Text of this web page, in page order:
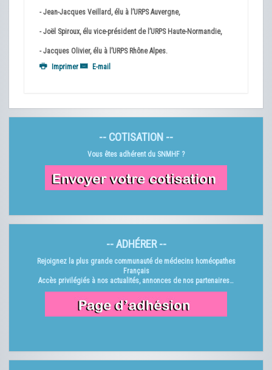
- Jean-Jacques Veillard, élu à l’URPS Auvergne,
- Joël Spiroux, élu vice-président de l’URPS Haute-Normandie,
- Jacques Olivier, élu à l’URPS Rhône Alpes.
Imprimer
E-mail
-- COTISATION --
Vous êtes adhérent du SNMHF ?
-- ADHÉRER --
Rejoignez la plus grande communauté de médecins homéopathes
Français
Accès privilégiés à nos actualités, annonces de nos partenaires…